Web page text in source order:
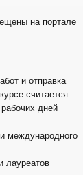
на портале
и отправка
считается
дней
международного
лауреатов